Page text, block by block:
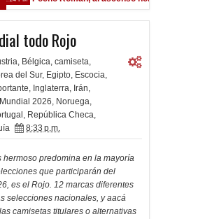
todo Rojo
, Bélgica, camiseta,
del Sur, Egipto, Escocia,
, Inglaterra, Irán,
Mundial 2026, Noruega,
, República Checa,
8:33 p.m.
hermoso predomina en la mayoría
que participarán del
es el Rojo. 12 marcas diferentes
selecciones nacionales, y aacá
camisetas titulares o alternativas